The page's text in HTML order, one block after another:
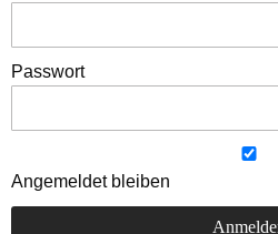
Passwort
Angemeldet bleiben